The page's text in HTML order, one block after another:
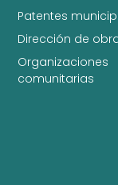
Patentes
Dirección de
Organizaciones
comunitarias